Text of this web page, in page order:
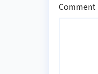
Comment